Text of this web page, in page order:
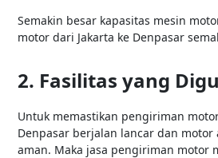
Semakin besar kapasitas mesin
motor dari Jakarta ke Denpasar
2. Fasilitas yang
Untuk memastikan pengiriman
Denpasar berjalan lancar dan motor
aman. Maka jasa pengiriman motor